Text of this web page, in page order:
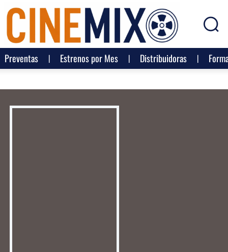
Preventas Estrenos por Mes Distribuidoras